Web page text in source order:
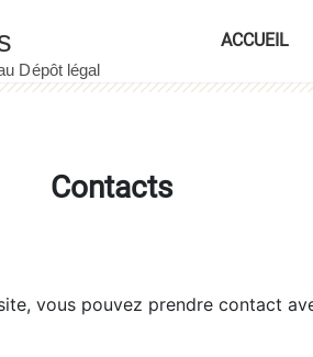
ACCUEIL
Contacts
vous pouvez prendre contact